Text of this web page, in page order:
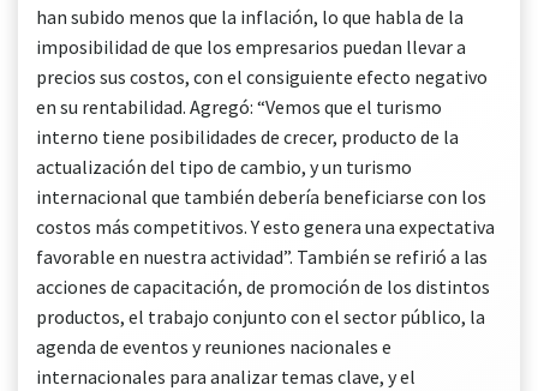
han subido menos que la inflación, lo que habla de la
imposibilidad de que los empresarios puedan llevar a
precios sus costos, con el consiguiente efecto negativo
en su rentabilidad. Agregó: “Vemos que el turismo
interno tiene posibilidades de crecer, producto de la
actualización del tipo de cambio, y un turismo
internacional que también debería beneficiarse con los
costos más competitivos. Y esto genera una expectativa
favorable en nuestra actividad”. También se refirió a las
acciones de capacitación, de promoción de los distintos
productos, el trabajo conjunto con el sector público, la
agenda de eventos y reuniones nacionales e
internacionales para analizar temas clave, y el